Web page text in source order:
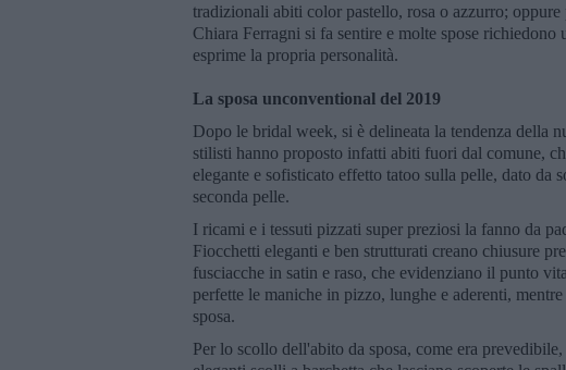
tradizionali abiti color pastello, rosa o azzurro;
Chiara Ferragni si fa sentire e molte spose
esprime la propria personalità.
La sposa unconventional del 2019
Dopo le bridal week, si è delineata la tendenza della
stilisti hanno proposto infatti abiti fuori dal comune,
elegante e sofisticato effetto tatoo sulla pelle, dato
seconda pelle.
I ricami e i tessuti pizzati super preziosi la fanno da
Fiocchetti eleganti e ben strutturati creano chiusure
fusciacche in satin e raso, che evidenziano il punto
perfette le maniche in pizzo, lunghe e aderenti,
sposa.
Per lo scollo dell'abito da sposa, come era